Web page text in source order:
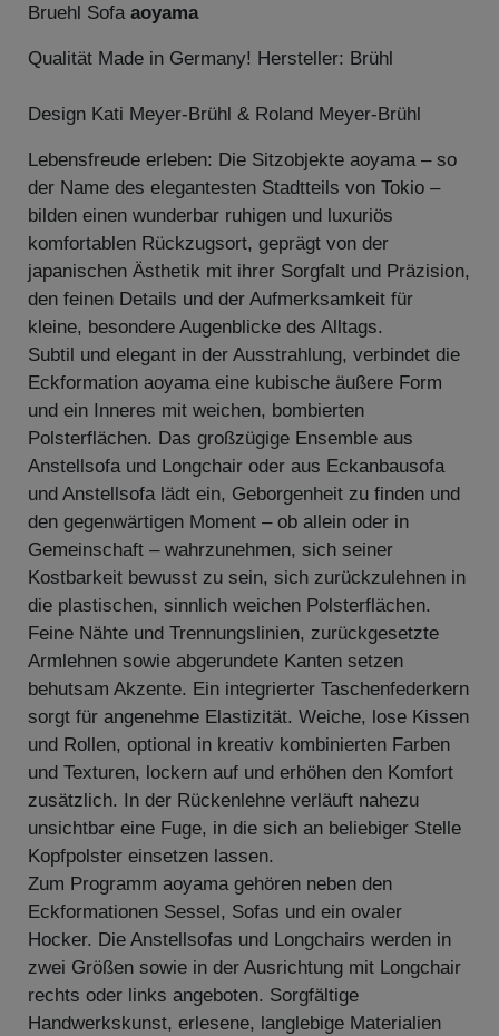
Bruehl Sofa aoyama
Qualität Made in Germany! Hersteller: Brühl
Design Kati Meyer-Brühl & Roland Meyer-Brühl
Lebensfreude erleben: Die Sitzobjekte aoyama – so
der Name des elegantesten Stadtteils von Tokio –
bilden einen wunderbar ruhigen und luxuriös
komfortablen Rückzugsort, geprägt von der
japanischen Ästhetik mit ihrer Sorgfalt und Präzision,
den feinen Details und der Aufmerksamkeit für
kleine, besondere Augenblicke des Alltags.
Subtil und elegant in der Ausstrahlung, verbindet die
Eckformation aoyama eine kubische äußere Form
und ein Inneres mit weichen, bombierten
Polsterflächen. Das großzügige Ensemble aus
Anstellsofa und Longchair oder aus Eckanbausofa
und Anstellsofa lädt ein, Geborgenheit zu finden und
den gegenwärtigen Moment – ob allein oder in
Gemeinschaft – wahrzunehmen, sich seiner
Kostbarkeit bewusst zu sein, sich zurückzulehnen in
die plastischen, sinnlich weichen Polsterflächen.
Feine Nähte und Trennungslinien, zurückgesetzte
Armlehnen sowie abgerundete Kanten setzen
behutsam Akzente. Ein integrierter Taschenfederkern
sorgt für angenehme Elastizität. Weiche, lose Kissen
und Rollen, optional in kreativ kombinierten Farben
und Texturen, lockern auf und erhöhen den Komfort
zusätzlich. In der Rückenlehne verläuft nahezu
unsichtbar eine Fuge, in die sich an beliebiger Stelle
Kopfpolster einsetzen lassen.
Zum Programm aoyama gehören neben den
Eckformationen Sessel, Sofas und ein ovaler
Hocker. Die Anstellsofas und Longchairs werden in
zwei Größen sowie in der Ausrichtung mit Longchair
rechts oder links angeboten. Sorgfältige
Handwerkskunst, erlesene, langlebige Materialien